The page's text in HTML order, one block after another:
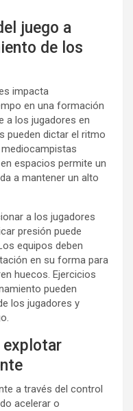
juego a
de los
impacta
en una formación
a los jugadores en
pueden dictar el ritmo
espacios permite un
a mantener un alto
a los jugadores
presión puede
equipos deben
en su forma para
huecos. Ejercicios
pueden
los jugadores y
explotar
a través del control
acelerar o